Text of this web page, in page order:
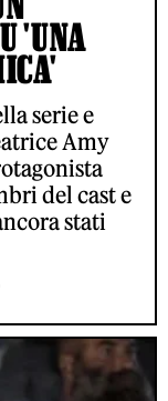
'UNA
serie e
Amy
del cast e
stati